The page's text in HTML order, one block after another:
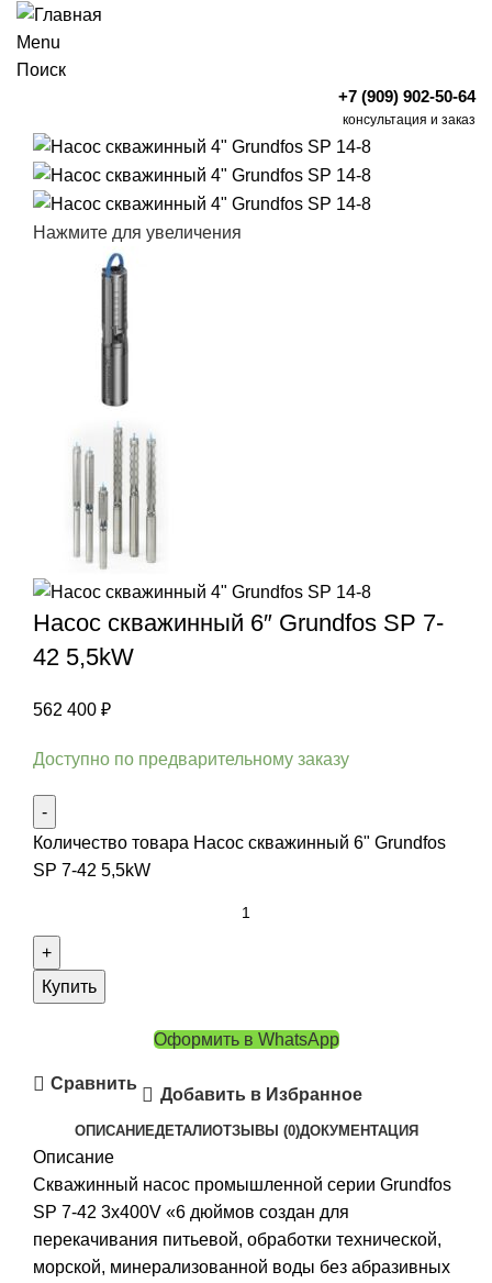
Menu
Поиск
+7 (909) 902-50-64
консультация и заказ
Нажмите для увеличения
Насос скважинный 6″ Grundfos SP 7-
42 5,5kW
562 400 ₽
Доступно по предварительному заказу
Количество товара Насос скважинный 6" Grundfos
SP 7-42 5,5kW
Купить
Оформить в WhatsApp
Сравнить
Добавить в Избранное
ОПИСАНИЕДЕТАЛИОТЗЫВЫ (0)ДОКУМЕНТАЦИЯ
Описание
Скважинный насос промышленной серии Grundfos
SP 7-42 3x400V «6 дюймов создан для
перекачивания питьевой, обработки технической,
морской, минерализованной воды без абразивных